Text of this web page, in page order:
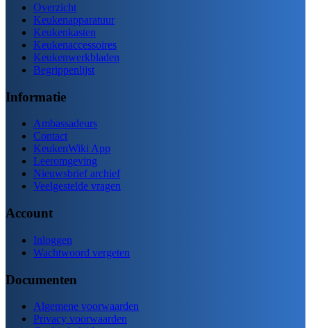
Overzicht
Keukenapparatuur
Keukenkasten
Keukenaccessoires
Keukenwerkbladen
Begrippenlijst
Informatie
Ambassadeurs
Contact
KeukenWiki App
Leeromgeving
Nieuwsbrief archief
Veelgestelde vragen
Account
Inloggen
Wachtwoord vergeten
Documenten
Algemene voorwaarden
Privacy voorwaarden